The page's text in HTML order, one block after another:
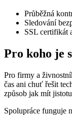
Průběžná
Sledování
SSL certifikát
Pro koho je
Pro firmy a
čas ani chuť řešit
způsob jak mít
Spolupráce funguje